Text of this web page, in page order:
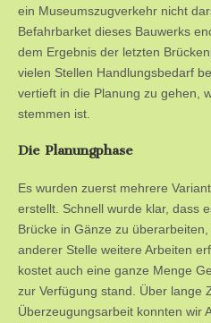
ein Museumszugverkehr nicht
Befahrbarket dieses Bauwerks
dem Ergebnis der letzten
vielen Stellen Handlungsbedarf
vertieft in die Planung zu gehen,
stemmen ist.
Die Planungphase
Es wurden zuerst mehrere
erstellt. Schnell wurde klar, dass
Brücke in Gänze zu
anderer Stelle weitere Arbeiten
kostet auch eine ganze Menge
zur Verfügung stand. Über lange
Überzeugungsarbeit konnten wir